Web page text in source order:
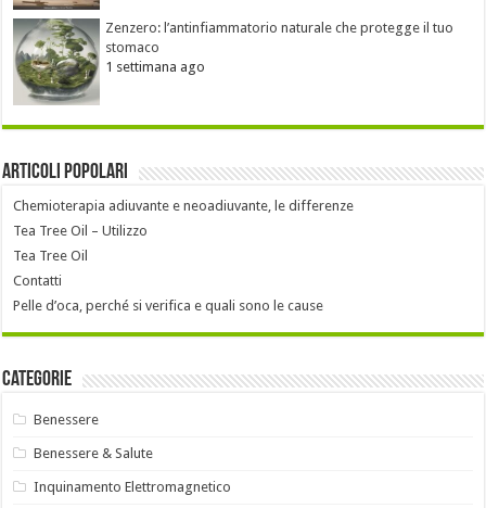
Zenzero: l’antinfiammatorio naturale che protegge il tuo
stomaco
1 settimana ago
Articoli popolari
Chemioterapia adiuvante e neoadiuvante, le differenze
Tea Tree Oil – Utilizzo
Tea Tree Oil
Contatti
Pelle d’oca, perché si verifica e quali sono le cause
Categorie
Benessere
Benessere & Salute
Inquinamento Elettromagnetico